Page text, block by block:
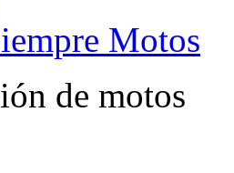
Motos
de motos